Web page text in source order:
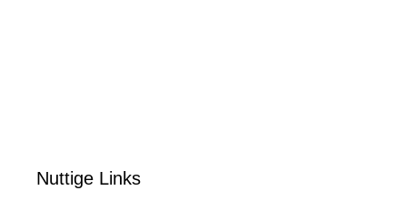
Nuttige Links